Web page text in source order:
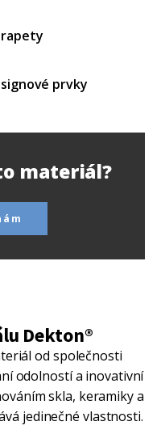
prvky
materiál?
Dekton®
od společnosti
odolností a inovativní
skla, keramiky a
jedinečné vlastnosti.